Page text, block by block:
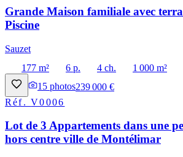
Grande Maison familiale avec
Piscine
Sauzet
177 m²
6 p. 4 ch.
1 000 m²
15 photos239 000 €
Réf.V0006
Lot de 3 Appartements dans une
hors centre ville de Montélimar